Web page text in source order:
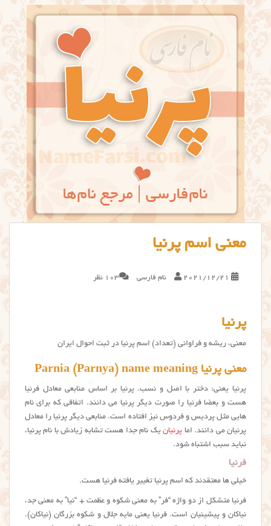
معنی اسم پرنیا
2021/12/21 نام فارسی 103 نظر
پرنیا
معنی، ریشه و فراوانی (تعداد) اسم پرنیا در ثبت احوال ایران
معنی پرنیا Parnia (Parnya) name meaning
پرنیا یعنی: دختر با اصل و نسب. پرنیا بر اساس منابعی معادل فرنیا
هست و بعضا فرنیا را صورت دیگر پرنیا می دانند. اتفاقی که برای نام
هایی مثل پردیس و فردوس نیز افتاده است. منابعی دیگر پرنیا را معادل
پرنیان می دانند. اما پرنیانیک نام جدا هست تشابه زیادش با نام پرنیا،
نباید سبب اشتباه شود.
فرنیا
خیلی ها معتقدند که اسم پرنیا تغییر یافته فرنیا هست.
فرنیا متشکل از دو واژه “فر” به معنی شکوه و عظمت + “نیا” به معنی جد،
نیاکان و پیشینیان است. فرنیا یعنی مایه جلال و شکوه بزرگان (نیاکان).